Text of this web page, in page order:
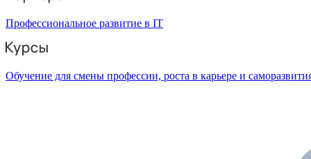
Профессиональное развитие в IT
Обучение для смены профессии, роста в карьере и